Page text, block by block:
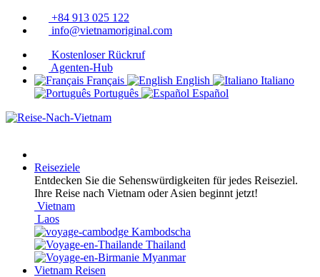
+84 913 025 122
info@vietnamoriginal.com
Kostenloser Rückruf
Agenten-Hub
Français
English
Italiano
Português
Español
Reiseziele
Entdecken Sie die Sehenswürdigkeiten für jedes Reiseziel.
Ihre Reise nach Vietnam oder Asien beginnt jetzt!
Vietnam
Laos
Kambodscha
Thailand
Myanmar
Vietnam Reisen